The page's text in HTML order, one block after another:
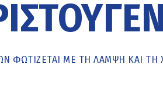
ΦΩΤΊΖΕΤΑΙ ΜΕ ΤΗ ΛΆΜΨΗ ΚΑΙ ΤΗ